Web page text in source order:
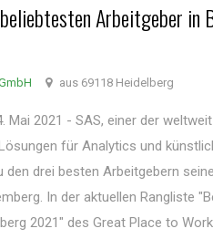
Arbeitgeber in
aus 69118 Heidelberg
Mai 2021 - SAS, einer der
für Analytics und
den drei besten Arbeitgebern
In der aktuellen Rangliste
2021" des Great Place to